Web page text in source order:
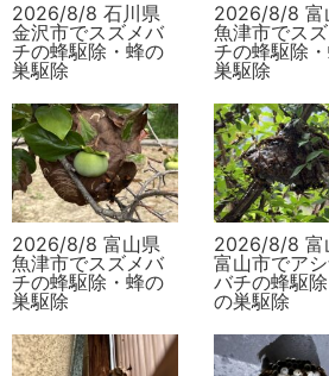
2026/8/8 石川県
金沢市でスズメバ
チの蜂駆除・蜂の
巣駆除
2026/8/8 富
魚津市でス
チの蜂駆除
巣駆除
2026/8/8 富山県
魚津市でスズメバ
チの蜂駆除・蜂の
巣駆除
2026/8/8 富
富山市でア
バチの蜂駆
の巣駆除